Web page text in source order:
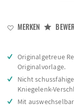
MERKEN
Originalgetreue
Originalvorlage.
Nicht
Kniegelenk-
Mit